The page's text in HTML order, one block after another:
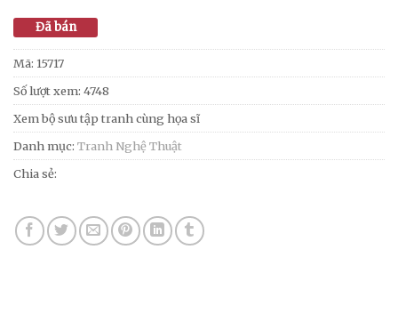
Đã bán
Mã: 15717
Số lượt xem: 4748
Xem bộ sưu tập tranh cùng họa sĩ
Danh mục: Tranh Nghệ Thuật
Chia sẻ: